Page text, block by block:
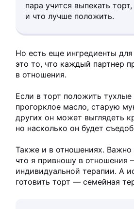
пара учится выпекать
и что лучше положить.
Но есть еще ингредиенты
это то, что каждый партнер
в отношения.
Если в торт положить тухлые
прогорклое масло, старую
других он может выглядеть
но насколько он будет
Также и в отношениях. Важно
что я привношу в отношения
индивидуальной терапии. А
готовить торт — семейная